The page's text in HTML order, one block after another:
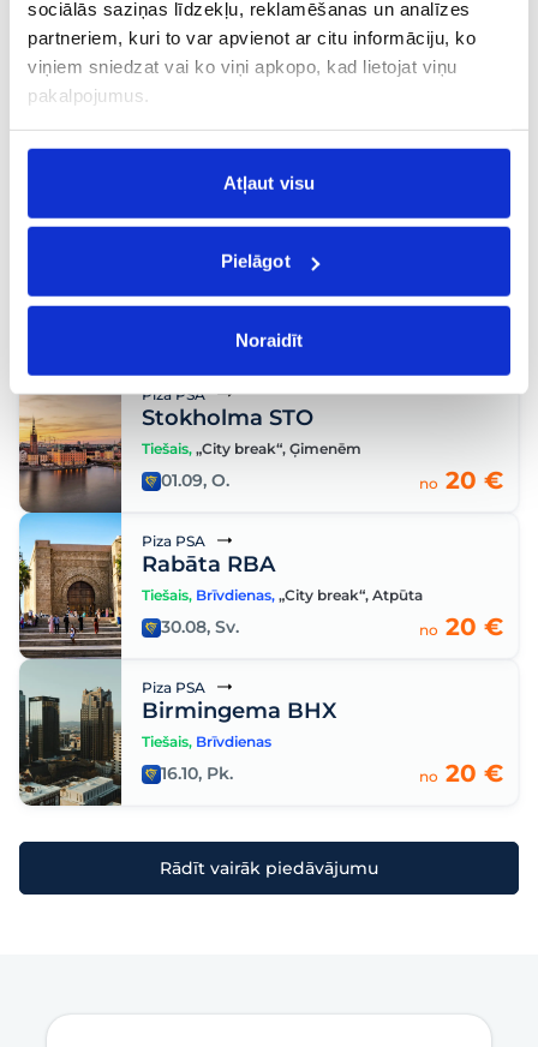
sociālās saziņas līdzekļu, reklamēšanas un analīzes
partneriem, kuri to var apvienot ar citu informāciju, ko
viņiem sniedzat vai ko viņi apkopo, kad lietojat viņu
pakalpojumus.
Atļaut visu
Pielāgot
Noraidīt
Tiešais,Brīvdienas, „City break“, Atpūta
20.08, C. no20 €
Piza PSA
Vroclava WRO
Lamezia Terme SUF
Tiešais,Brīvdienas
Piza PSA
Stokholma STO
Tiešais, „City break“, Ģimenēm
01.09, O. no 20 €
Piza PSA
Rabāta RBA
Tiešais, Brīvdienas, „City break“, Atpūta
30.08, Sv. no 20 €
Piza PSA
Birmingema BHX
Tiešais, Brīvdienas
16.10, Pk. no 20 €
Rādīt vairāk piedāvājumu